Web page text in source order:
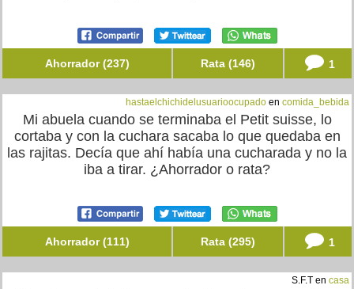
Ahorrador (237) Rata (146) 1
hastaelchichidelusuarioocupado en comida_bebida
Mi abuela cuando se terminaba el Petit suisse, lo
cortaba y con la cuchara sacaba lo que quedaba en
las rajitas. Decía que ahí había una cucharada y no la
iba a tirar. ¿Ahorrador o rata?
Ahorrador (111) Rata (295) 1
S.F.T en casa